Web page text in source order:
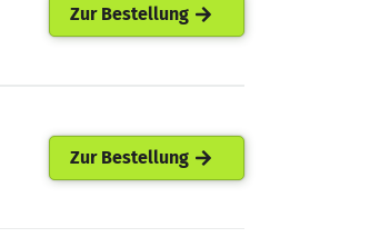
Zur Bestellung
Zur Bestellung